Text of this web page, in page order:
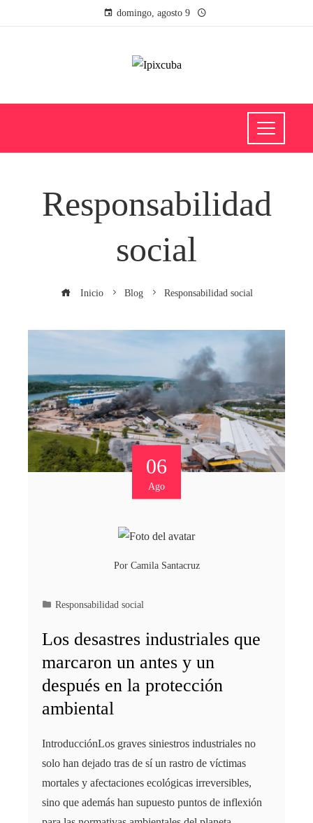
domingo, agosto 9
Responsabilidad
social
Inicio Blog Responsabilidad social
06
Ago
Por Camila Santacruz
Responsabilidad social
Los desastres industriales que
marcaron un antes y un
después en la protección
ambiental
IntroducciónLos graves siniestros industriales no
solo han dejado tras de sí un rastro de víctimas
mortales y afectaciones ecológicas irreversibles,
sino que además han supuesto puntos de inflexión